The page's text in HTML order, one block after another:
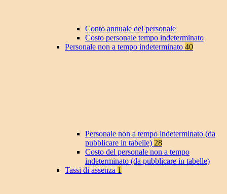
Conto annuale del personale
Costo personale tempo indeterminato
Personale non a tempo indeterminato 40
Personale non a tempo indeterminato (da
pubblicare in tabelle) 28
Costo del personale non a tempo
indeterminato (da pubblicare in tabelle)
Tassi di assenza 1